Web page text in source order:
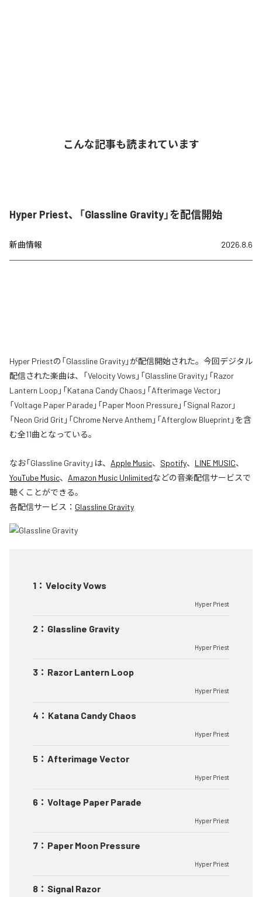
こんな記事も読まれています
Hyper Priest、「Glassline Gravity」を配信開始
新曲情報 2026.8.6
Hyper Priestの「Glassline Gravity」が配信開始された。今回デジタル
配信された楽曲は、「Velocity Vows」「Glassline Gravity」「Razor
Lantern Loop」「Katana Candy Chaos」「Afterimage Vector」
「Voltage Paper Parade」「Paper Moon Pressure」「Signal Razor」
「Neon Grid Grit」「Chrome Nerve Anthem」「Afterglow Blueprint」を含
む全11曲となっている。
なお「Glassline Gravity」は、 Apple Music、 Spotify、 LINE MUSIC、
YouTube Music、 Amazon Music Unlimitedなどの音楽配信サービスで
聴くことができる。
各配信サービス： Glassline Gravity
1 ： Velocity Vows
Hyper Priest
2 ： Glassline Gravity
Hyper Priest
3 ： Razor Lantern Loop
Hyper Priest
4 ： Katana Candy Chaos
Hyper Priest
5 ： Afterimage Vector
Hyper Priest
6 ： Voltage Paper Parade
Hyper Priest
7 ： Paper Moon Pressure
Hyper Priest
8 ： Signal Razor